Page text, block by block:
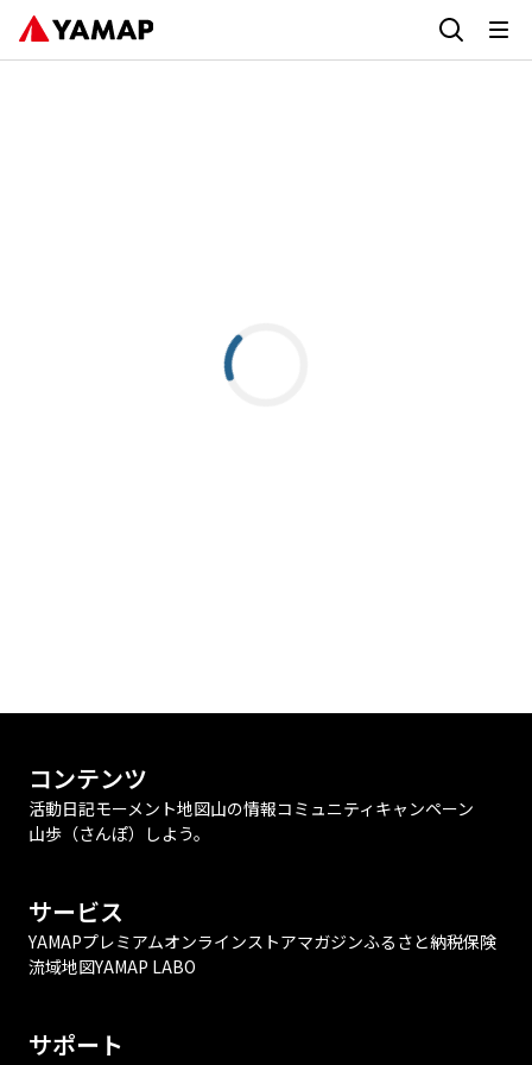
コンテンツ
活動日記モーメント地図山の情報コミュニティ キャンペーン
山歩（さんぽ）しよう。
サービス
YAMAPプレミアムオンラインストアマガジンふるさと納税保険
流域地図YAMAP LABO
サポート